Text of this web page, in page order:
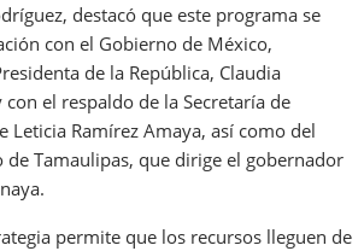
destacó que este programa se
con el Gobierno de México,
de la República, Claudia
el respaldo de la Secretaría de
Leticia Ramírez Amaya, así como del
de Tamaulipas, que dirige el gobernador
permite que los recursos lleguen de